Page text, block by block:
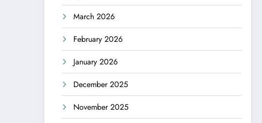
March 2026
February 2026
January 2026
December 2025
November 2025